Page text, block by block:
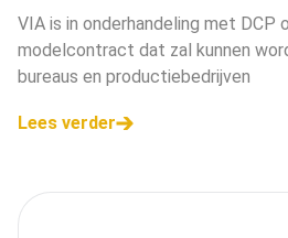
VIA is in onderhandeling met DCP
modelcontract dat zal kunnen
bureaus en productiebedrijven
Lees verder